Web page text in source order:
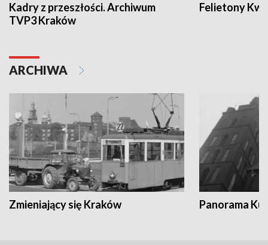
Kadry z przeszłości. Archiwum
TVP3 Kraków
Felietony
ARCHIWA
Zmieniający się Kraków Panorama